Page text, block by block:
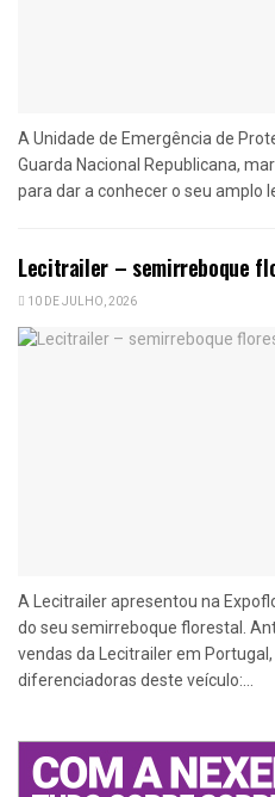
A Unidade de Emergência de
Guarda Nacional Republicana,
para dar a conhecer o seu amplo
Lecitrailer – semirreboque
10 DE JULHO, 2026
A Lecitrailer apresentou na
do seu semirreboque florestal.
vendas da Lecitrailer em
diferenciadoras deste veículo:...